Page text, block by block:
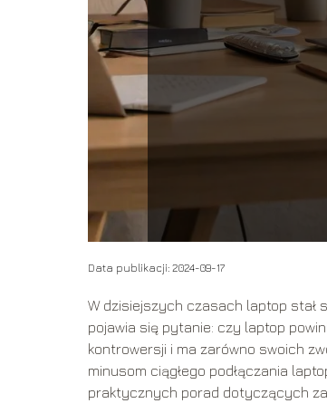
Data publikacji: 2024-09-17
W dzisiejszych czasach laptop stał
pojawia się pytanie: czy laptop
kontrowersji i ma zarówno swoich
minusom ciągłego podłączania
praktycznych porad dotyczących